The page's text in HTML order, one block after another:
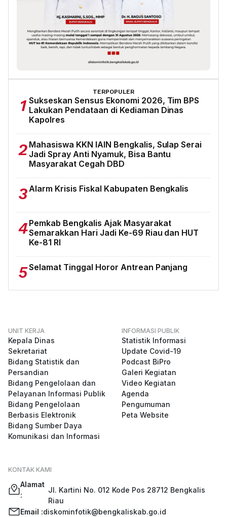
TERPOPULER
1 Sukseskan Sensus Ekonomi 2026, Tim BPS
Lakukan Pendataan di Kediaman Dinas
Kapolres
2 Mahasiswa KKN IAIN Bengkalis, Sulap Serai
Jadi Spray Anti Nyamuk, Bisa Bantu
Masyarakat Cegah DBD
3 Alarm Krisis Fiskal Kabupaten Bengkalis
4Pemkab Bengkalis Ajak Masyarakat
Semarakkan Hari Jadi Ke-69 Riau dan HUT
Ke-81 RI
5Selamat Tinggal Horor Antrean Panjang
UNIT KERJA
Kepala Dinas
Sekretariat
Bidang Statistik dan
Persandian
Bidang Pengelolaan dan
Pelayanan Informasi Publik
Bidang Pengelolaan
Berbasis Elektronik
Bidang Sumber Daya
Komunikasi dan Informasi
INFORMASI PUBLIK
Statistik Informasi
Update Covid-19
Podcast BiPro
Galeri Kegiatan
Video Kegiatan
Agenda
Pengumuman
Peta Website
KONTAK KAMI
Alamat
:
Jl. Kartini No. 012 Kode Pos 28712 Bengkalis
Riau
Email :diskominfotik@bengkaliskab.go.id